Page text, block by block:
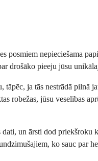
posmiem nepieciešama
drošāko pieeju jūsu
ja tās nestrādā pilnā
robežas, jūsu veselības
un ārsti dod priekšroku
ko sauc par